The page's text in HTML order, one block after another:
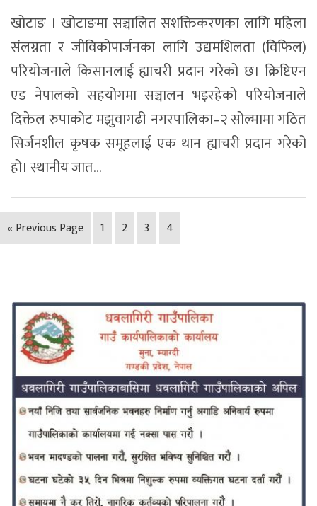
खोटाङ । खोटाङमा सञ्चालित सशक्तिकरणका लागि महिला
संलग्नता र जीविकोपार्जनका लागि उद्यमशिलता (विफिल)
परियोजनाले किसानलाई ह्याचरी प्रदान गरेको छ। क्रिष्टिएन
एड नेपालको सहयोगमा सञ्चालन भइरहेको परियोजनाले
दिक्तेल रुपाकोट मझुवागढी नगरपालिका–२ सोल्मामा गठित
सिर्जनशील कृषक समूहलाई एक थान ह्याचरी प्रदान गरेको
हो। स्थानीय जात...
« Previous Page 1 2 3 4